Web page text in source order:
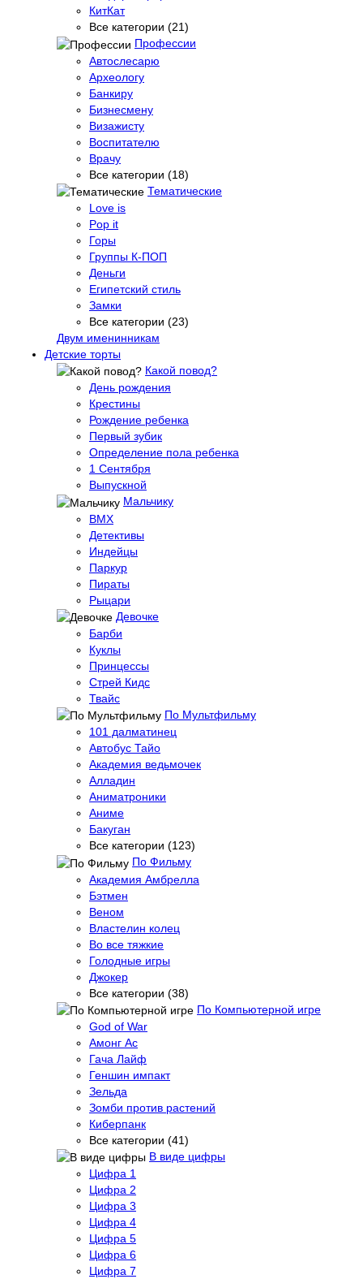
КитКат
Все категории (21)
Профессии
Автослесарю
Археологу
Банкиру
Бизнесмену
Визажисту
Воспитателю
Врачу
Все категории (18)
Тематические
Love is
Pop it
Горы
Группы К-ПОП
Деньги
Египетский стиль
Замки
Все категории (23)
Двум именинникам
Детские торты
Какой повод?
День рождения
Крестины
Рождение ребенка
Первый зубик
Определение пола ребенка
1 Сентября
Выпускной
Мальчику
BMX
Детективы
Индейцы
Паркур
Пираты
Рыцари
Девочке
Барби
Куклы
Принцессы
Стрей Кидс
Твайс
По Мультфильму
101 далматинец
Автобус Тайо
Академия ведьмочек
Алладин
Аниматроники
Аниме
Бакуган
Все категории (123)
По Фильму
Академия Амбрелла
Бэтмен
Веном
Властелин колец
Во все тяжкие
Голодные игры
Джокер
Все категории (38)
По Компьютерной игре
God of War
Амонг Ас
Гача Лайф
Геншин импакт
Зельда
Зомби против растений
Киберпанк
Все категории (41)
В виде цифры
Цифра 1
Цифра 2
Цифра 3
Цифра 4
Цифра 5
Цифра 6
Цифра 7